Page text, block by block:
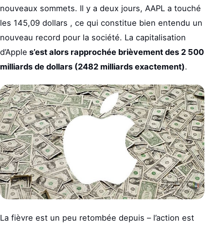
nouveaux sommets. Il y a deux jours, AAPL a touché
les 145,09 dollars , ce qui constitue bien entendu un
nouveau record pour la société. La capitalisation
d’Apple s’est alors rapprochée brièvement des 2 500
milliards de dollars (2482 milliards exactement).
La fièvre est un peu retombée depuis – l’action est